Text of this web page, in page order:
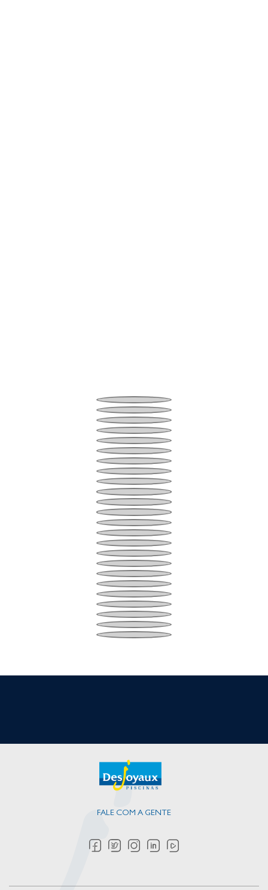
FALE COM A GENTE